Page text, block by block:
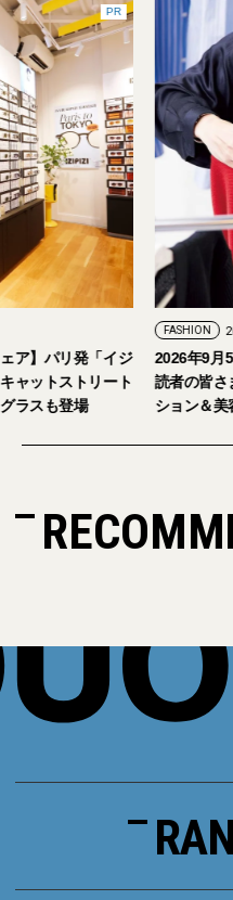
イウェア】パリ発「イジ
店をキャットストリート
サングラスも登場
読者
ショ